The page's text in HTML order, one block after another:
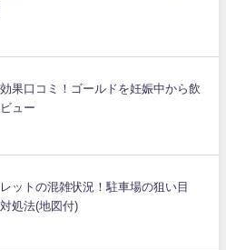
果口コミ！ゴールドを妊娠中から飲
ュー
ットの混雑状況！駐車場の狙い目
処法(地図付)